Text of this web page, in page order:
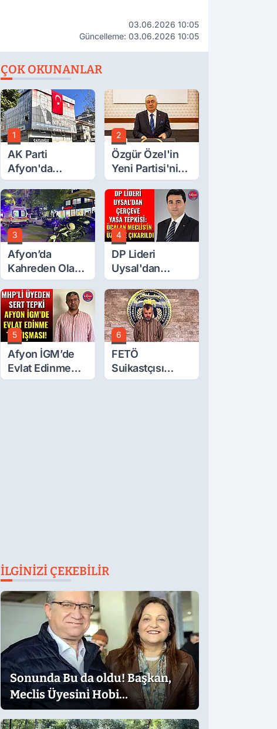
03.06.2026 10:05
Güncelleme: 03.06.2026 10:05
ÇOK OKUNANLAR
1
AK Parti
Afyon'da
Turgay Şahin'in
Ardından Bir
Şok Daha!
2
Özgür Özel'in
Yeni Partisi'nin
Afyon Başkanı
Belli Oldu
3
Afyon’da
Kahreden Olay:
6 Yaşındaki
Çocuk 6. Kattan
Düştü
4
DP Lideri
Uysal'dan
Çerçeve Yasa
Tepkisi: Öcalan
Meclis'in
Üzerine Çıkarıldı
5
Afyon İGM’de
Evlat Edinme
Tartışması!
6
FETÖ
Suikastçısı
Burkay
İLGINIZI ÇEKEBILIR
Sonunda Bu da oldu! Başkan,
Meclis Üyesini Hobi
Bahçesinden Attırdı